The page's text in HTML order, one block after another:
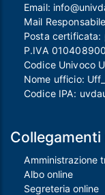
Email:
Mail
Posta certificata:
P.IVA
Codice Univoco
Nome ufficio:
Codice IPA:
Collegamenti
Amministrazione
Albo online
Segreteria online